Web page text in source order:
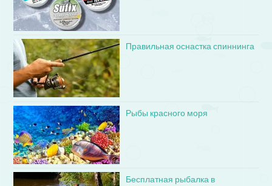
Правильная оснастка спиннинга
Рыбы красного моря
Бесплатная рыбалка в